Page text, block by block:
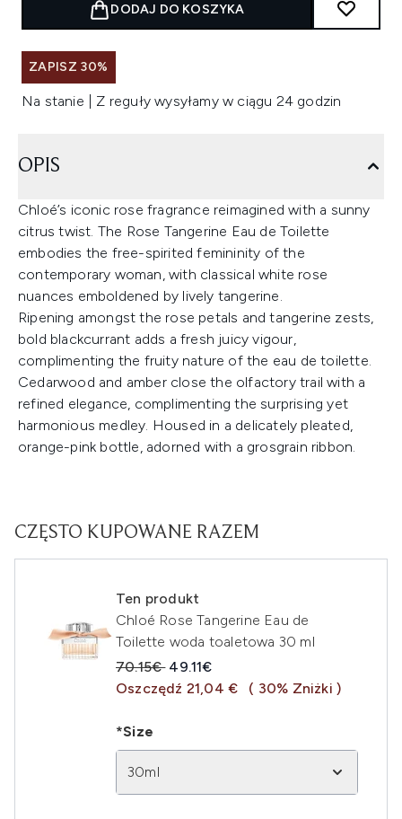
DODAJ DO KOSZYKA
ZAPISZ 30%
Na stanie | Z reguły wysyłamy w ciągu 24 godzin
OPIS
Chloé’s iconic rose fragrance reimagined with a sunny
citrus twist. The Rose Tangerine Eau de Toilette
embodies the free-spirited femininity of the
contemporary woman, with classical white rose
nuances emboldened by lively tangerine.
Ripening amongst the rose petals and tangerine zests,
bold blackcurrant adds a fresh juicy vigour,
complimenting the fruity nature of the eau de toilette.
Cedarwood and amber close the olfactory trail with a
refined elegance, complimenting the surprising yet
harmonious medley. Housed in a delicately pleated,
orange-pink bottle, adorned with a grosgrain ribbon.
CZĘSTO KUPOWANE RAZEM
Ten produkt
Chloé Rose Tangerine Eau de
Toilette woda toaletowa 30 ml
Sugerowana cena detaliczna:
70.15€ Aktualna cena:
49.11€
Oszczędź 21,04 €
( 30% Zniżki )
*Size
30ml